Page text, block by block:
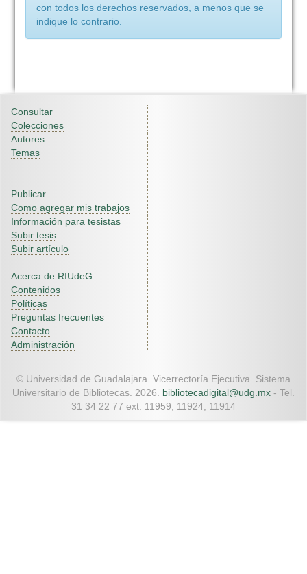
con todos los derechos reservados, a menos que se
indique lo contrario.
Consultar
Colecciones
Autores
Temas
Publicar
Como agregar mis trabajos
Información para tesistas
Subir tesis
Subir artículo
Acerca de RIUdeG
Contenidos
Políticas
Preguntas frecuentes
Contacto
Administración
© Universidad de Guadalajara. Vicerrectoría Ejecutiva. Sistema
Universitario de Bibliotecas. 2026. bibliotecadigital@udg.mx - Tel.
31 34 22 77 ext. 11959, 11924, 11914